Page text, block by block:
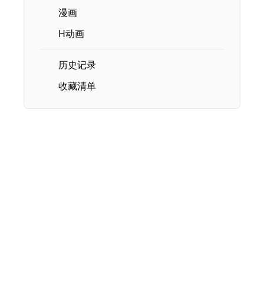
漫画
H动画
历史记录
收藏清单